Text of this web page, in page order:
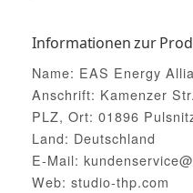
Informationen zur
Name: EAS Energy
Anschrift: Kamenzer
PLZ, Ort: 01896
Land: Deutschland
E-Mail:
Web: studio-thp.com